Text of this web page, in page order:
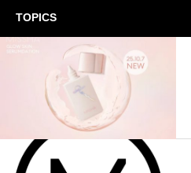
TOPICS